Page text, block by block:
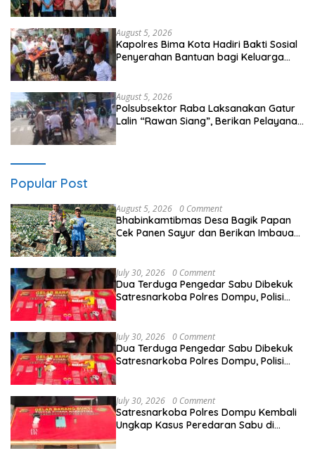
August 5, 2026
Kapolres Bima Kota Hadiri Bakti Sosial
Penyerahan Bantuan bagi Keluarga
August 5, 2026
Polsubsektor Raba Laksanakan Gatur
Lalin “Rawan Siang”, Berikan Pelayanan
Popular Post
August 5, 2026 0 Comment
Bhabinkamtibmas Desa Bagik Papan
Cek Panen Sayur dan Berikan Imbauan
July 30, 2026 0 Comment
Dua Terduga Pengedar Sabu Dibekuk
Satresnarkoba Polres Dompu, Polisi
July 30, 2026 0 Comment
Dua Terduga Pengedar Sabu Dibekuk
Satresnarkoba Polres Dompu, Polisi
July 30, 2026 0 Comment
Satresnarkoba Polres Dompu Kembali
Ungkap Kasus Peredaran Sabu di